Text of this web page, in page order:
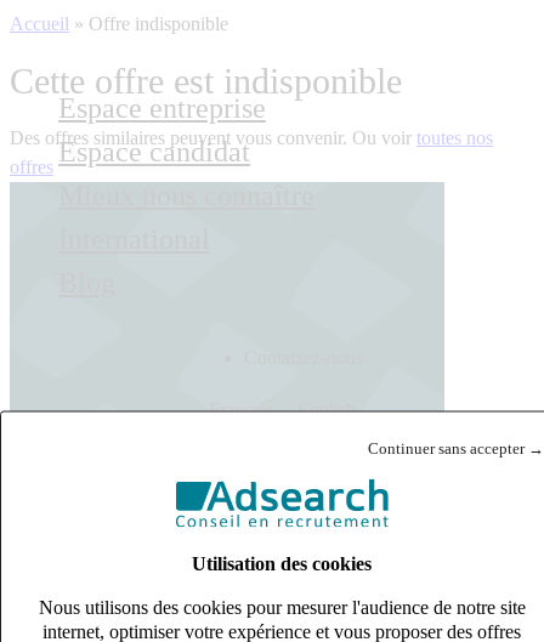
Continuer sans accepter →
Utilisation des cookies
Nous utilisons des cookies pour mesurer l'audience de notre site
internet, optimiser votre expérience et vous proposer des offres
Espace entreprise
Espace candidat
Français English
Accueil » Offre indisponible
Cette offre est indisponible
Des offres similaires peuvent vous convenir. Ou voir toutes nos
offres
s'adapter à vos besoin en recrutement
10 univers